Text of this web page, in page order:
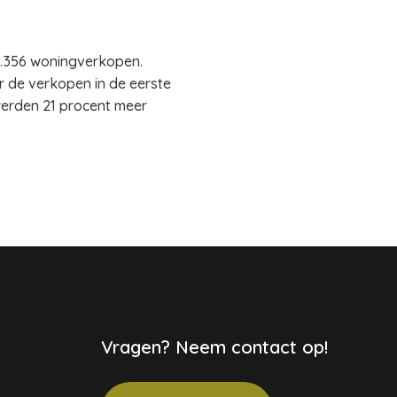
woningverkopen.
de verkopen in de eerste
21 procent meer
Vragen? Neem contact op!